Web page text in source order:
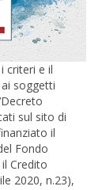
criteri e il
soggetti
sul sito di
il
Fondo
Credito
2020, n.23),